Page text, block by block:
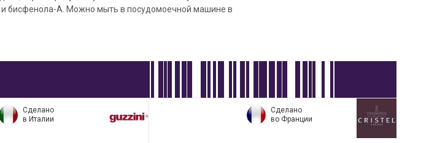
бисфенола-А. Можно мыть в посудомоечной машине в
Сделано
в Италии
Сделано
во Франции